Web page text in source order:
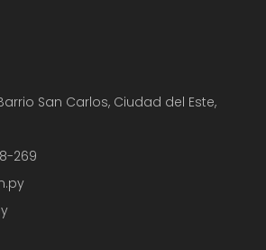
San Carlos, Ciudad del Este,
269